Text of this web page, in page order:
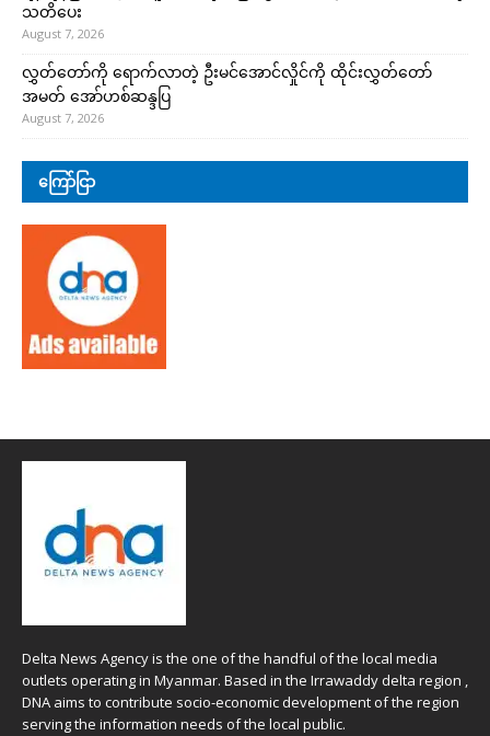
သတိပေး
August 7, 2026
လွှတ်တော်ကို ရောက်လာတဲ့ ဦးမင်အောင်လှိုင်ကို ထိုင်းလွှတ်တော်
အမတ် အော်ဟစ်ဆန္ဒပြ
August 7, 2026
ကြော်ငြာ
Delta News Agency is the one of the handful of the local media
outlets operating in Myanmar. Based in the Irrawaddy delta region ,
DNA aims to contribute socio-economic development of the region
serving the information needs of the local public.